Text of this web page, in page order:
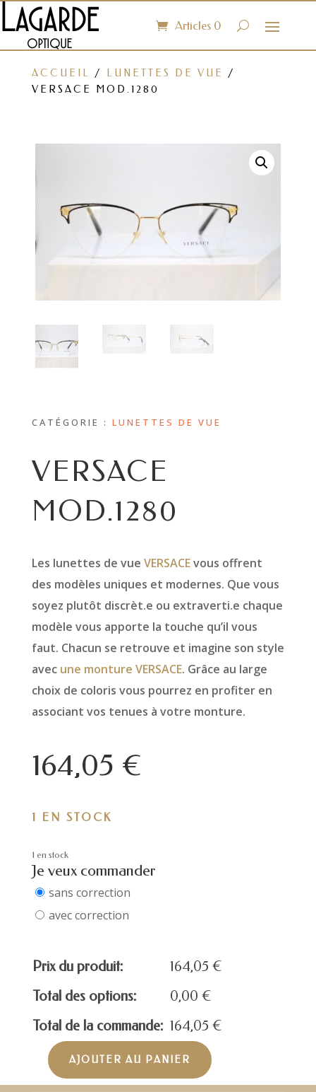
Articles 0
ACCUEIL / LUNETTES DE VUE
/
VERSACE MOD.1280
CATÉGORIE : LUNETTES DE VUE
VERSACE
MOD.1280
Les lunettes de vue VERSACEvous offrent
des modèles uniques et modernes. Que vous
soyez plutôt discrèt.e ou extraverti.e chaque
modèle vous apporte la touche qu’il vous
faut. Chacun se retrouve et imagine son style
avec une monture VERSACE. Grâce au large
choix de coloris vous pourrez en profiter en
associant vos tenues à votre monture.
164,05 €
1 EN STOCK
1 en stock
Je veux commander
sans correction
avec correction
Prix du produit: 164,05 €
Total des options:
0,00 €
Total de la commande: 164,05 €
quantité
de
AJOUTER AU PANIER